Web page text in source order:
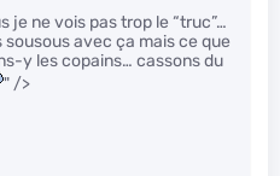
je ne vois pas trop le “truc”…
avec ça mais ce que
y les copains… cassons du
" />